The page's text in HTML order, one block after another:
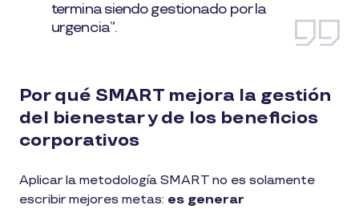
termina siendo gestionado por la
urgencia”.
Por qué SMART mejora la gestión
del bienestar y de los beneficios
corporativos
Aplicar la metodología SMART no es solamente
escribir mejores metas: es generar